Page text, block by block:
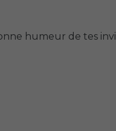
humeur de tes